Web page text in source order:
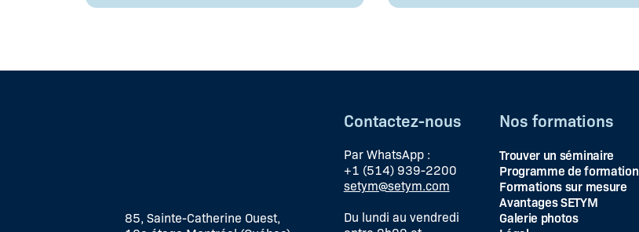
85, Sainte-Catherine Ouest,
Contactez-nous
Par WhatsApp :
+1 (514) 939-2200
setym@setym.com
Du lundi au vendredi
Nos formations
Trouver un séminaire
Programme de formation
Formations sur mesure
Avantages SETYM
Galerie photos